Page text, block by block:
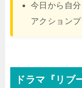
今日から自
アクション
ドラマ『リブ